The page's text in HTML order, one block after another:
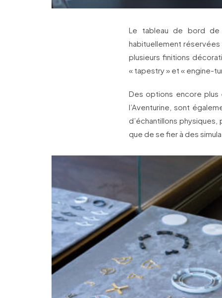
Le tableau de bord de
habituellement réservées
plusieurs finitions
« tapestry » et « engine-
Des options encore plus
l’Aventurine, sont
d’échantillons
que de se fier à des